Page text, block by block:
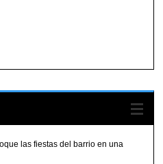
las fiestas del barrio en una